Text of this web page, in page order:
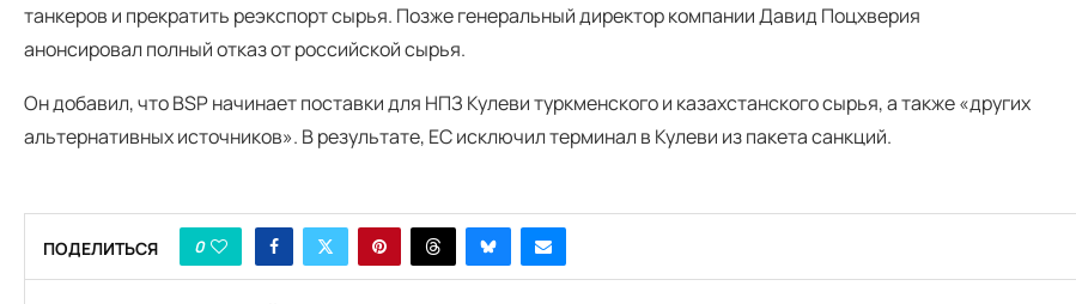
танкеров и прекратить реэкспорт сырья. Позже генеральный директор компании Давид Поцхверия
анонсировал полный отказ от российской сырья.
Он добавил, что BSP начинает поставки для НПЗ Кулеви туркменского и казахстанского сырья, а также «других
альтернативных источников». В результате, ЕС исключил терминал в Кулеви из пакета санкций.
ПОДЕЛИТЬСЯ 0